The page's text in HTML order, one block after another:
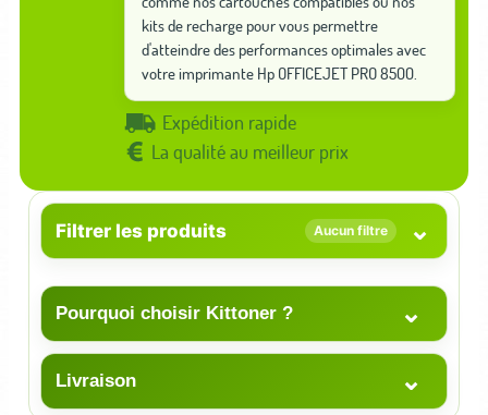
kits de recharge pour vous permettre
d'atteindre des performances optimales avec
votre imprimante Hp OFFICEJET PRO 8500.
Expédition rapide
La qualité au meilleur prix
Filtrer les produits Aucun filtre ⌄
Pourquoi choisir Kittoner ? ⌄
Livraison ⌄